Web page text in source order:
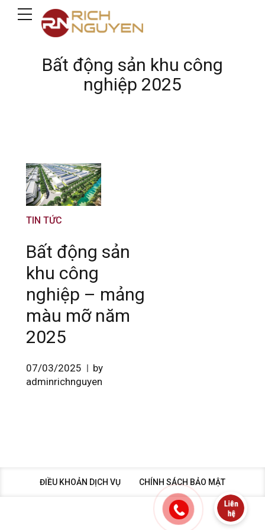
Bất động sản khu công
nghiệp 2025
TIN TỨC
Bất động sản
khu công
nghiệp – mảng
màu mỡ năm
2025
07/03/2025
by
adminrichnguyen
ĐIỀU KHOẢN DỊCH VỤ CHÍNH SÁCH BẢO MẬT